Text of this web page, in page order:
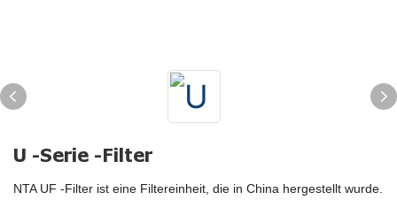
U -Serie -Filter
NTA UF -Filter ist eine Filtereinheit, die in China hergestellt wurde.